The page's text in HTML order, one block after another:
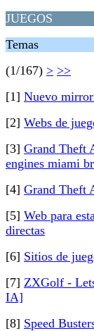
JUEGOS
Temas
(1/167) > >>
[1] Nuevo
[2] Webs de
[3] Grand
engines miami
[4] Grand
[5] Web para
directas
[6] Sitios de
[7] ZXGolf -
IA]
[8] Speed